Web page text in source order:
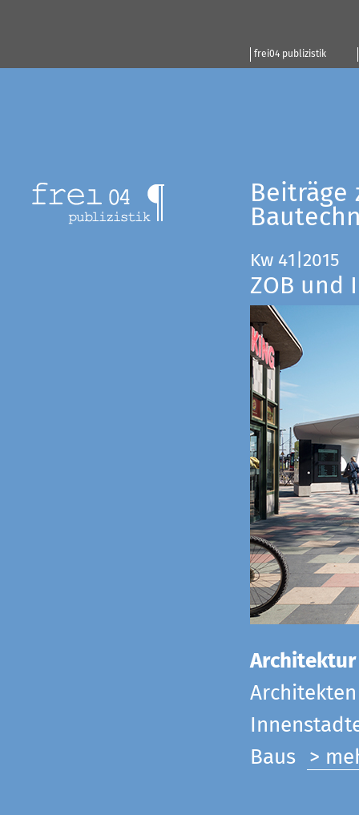
frei04 publizistik
Beiträge
Kw 41|2015
ZOB und
Baus
>